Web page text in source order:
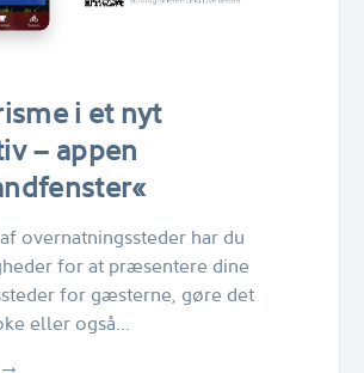
i et nyt
– appen
overnatningssteder har du
for at præsentere dine
for gæsterne, gøre det
eller også...